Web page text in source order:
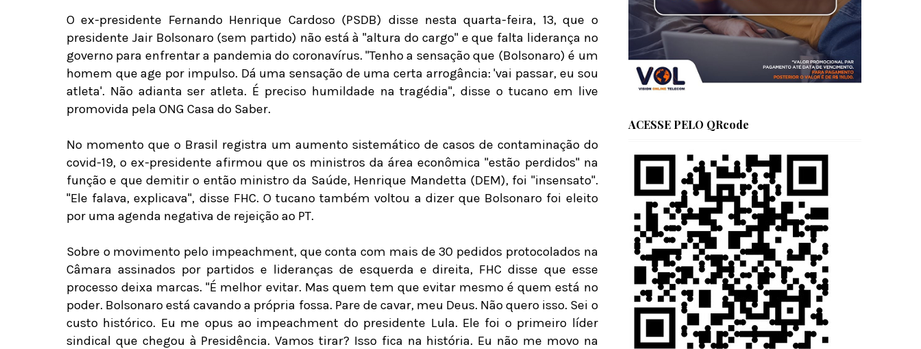
O ex-presidente Fernando Henrique Cardoso (PSDB) disse nesta quarta-feira, 13, que o
presidente Jair Bolsonaro (sem partido) não está à "altura do cargo" e que falta liderança no
governo para enfrentar a pandemia do coronavírus. "Tenho a sensação que (Bolsonaro) é um
homem que age por impulso. Dá uma sensação de uma certa arrogância: 'vai passar, eu sou
atleta'. Não adianta ser atleta. É preciso humildade na tragédia", disse o tucano em live
promovida pela ONG Casa do Saber.
No momento que o Brasil registra um aumento sistemático de casos de contaminação do
covid-19, o ex-presidente afirmou que os ministros da área econômica "estão perdidos" na
função e que demitir o então ministro da Saúde, Henrique Mandetta (DEM), foi "insensato".
"Ele falava, explicava", disse FHC. O tucano também voltou a dizer que Bolsonaro foi eleito
por uma agenda negativa de rejeição ao PT.
Sobre o movimento pelo impeachment, que conta com mais de 30 pedidos protocolados na
Câmara assinados por partidos e lideranças de esquerda e direita, FHC disse que esse
processo deixa marcas. "É melhor evitar. Mas quem tem que evitar mesmo é quem está no
poder. Bolsonaro está cavando a própria fossa. Pare de cavar, meu Deus. Não quero isso. Sei o
custo histórico. Eu me opus ao impeachment do presidente Lula. Ele foi o primeiro líder
sindical que chegou à Presidência. Vamos tirar? Isso fica na história. Eu não me movo na
ACESSE PELO QRcode